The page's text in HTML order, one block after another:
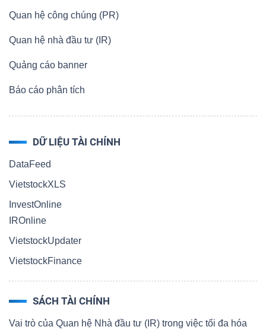
Quan hệ công chúng (PR)
Quan hệ nhà đầu tư (IR)
Quảng cáo banner
Báo cáo phân tích
DỮ LIỆU TÀI CHÍNH
DataFeed
VietstockXLS
InvestOnline
IROnline
VietstockUpdater
VietstockFinance
SÁCH TÀI CHÍNH
Vai trò của Quan hệ Nhà đầu tư (IR) trong việc tối đa hóa